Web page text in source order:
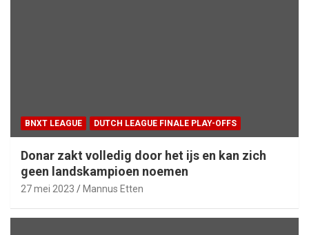
BNXT LEAGUE DUTCH LEAGUE FINALE PLAY-OFFS
Donar zakt volledig door het ijs en kan zich
geen landskampioen noemen
27 mei 2023 Mannus Etten